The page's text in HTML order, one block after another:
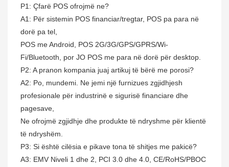
P1: Çfarë POS ofrojmë ne?
A1: Për sistemin POS financiar/tregtar, POS pa para në
dorë pa tel,
POS me Android, POS 2G/3G/GPS/GPRS/Wi-
Fi/Bluetooth, por JO POS me para në dorë për desktop.
P2: A pranon kompania juaj artikuj të bërë me porosi?
A2: Po, mundemi. Ne jemi një furnizues zgjidhjesh
profesionale për industrinë e sigurisë financiare dhe
pagesave,
Ne ofrojmë zgjidhje dhe produkte të ndryshme për klientë
të ndryshëm.
P3: Si është cilësia e pikave tona të shitjes me pakicë?
A3: EMV Niveli 1 dhe 2, PCI 3.0 dhe 4.0, CE/RoHS/PBOC